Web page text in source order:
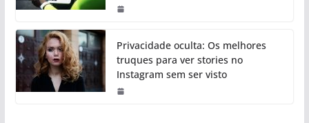
Privacidade oculta: Os melhores
truques para ver stories no
Instagram sem ser visto